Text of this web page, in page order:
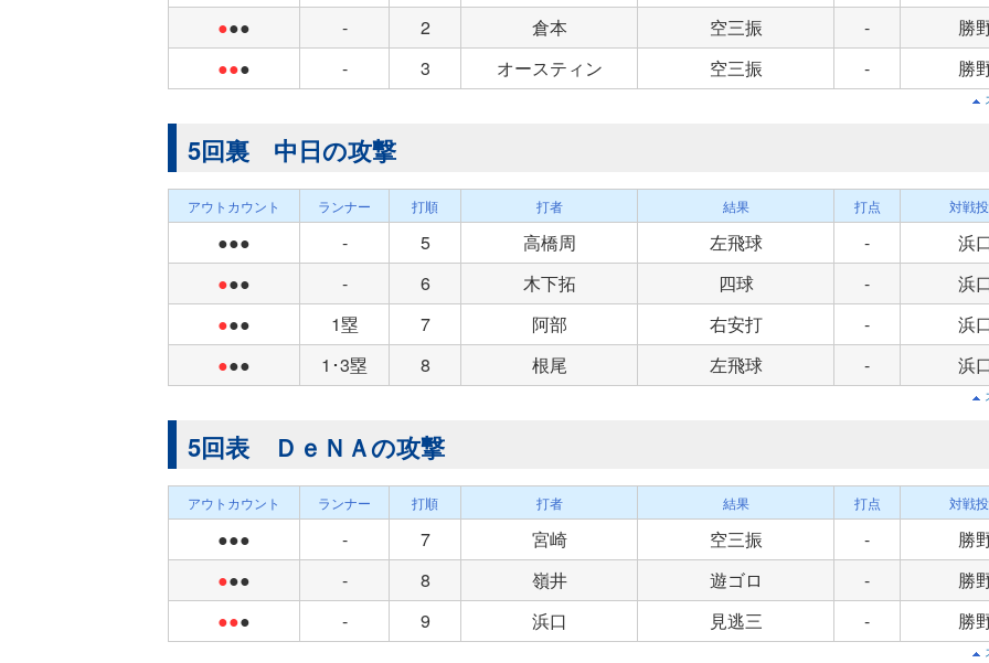
●●● - 2 倉本 空三振 -
勝
●●● - 3 オースティン 空三振 - 勝
5回裏 中日の攻撃
アウトカウント ランナー 打順 打者 結果 打点 対戦
●●● - 5 高橋周 左飛球 -
浜
●●● - 6 木下拓 四球 -
浜
●●● 1塁 7 阿部 右安打 -
浜
●●● 1･3塁 8 根尾 左飛球 - 浜
5回表 ＤｅＮＡの攻撃
アウトカウント ランナー 打順 打者 結果 打点 対戦
●●● - 7 宮崎 空三振 -
勝
●●● - 8 嶺井 遊ゴロ -
勝
●●● - 9 浜口 見逃三 - 勝